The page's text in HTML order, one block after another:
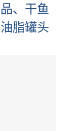
、干鱼
脂罐头